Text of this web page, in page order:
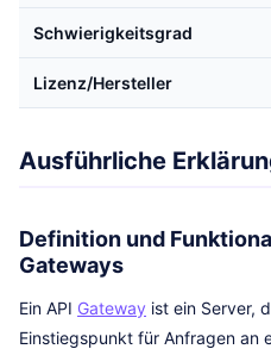
Schwierigkeitsgrad
Lizenz/Hersteller
Ausführliche
Definition und
Gateways
Ein API Gateway ist ein Server,
Einstiegspunkt für Anfragen an